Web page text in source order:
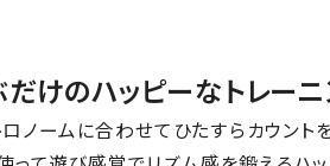
けのハッピーなトレー
ロノームに合わせてひたすらカウン